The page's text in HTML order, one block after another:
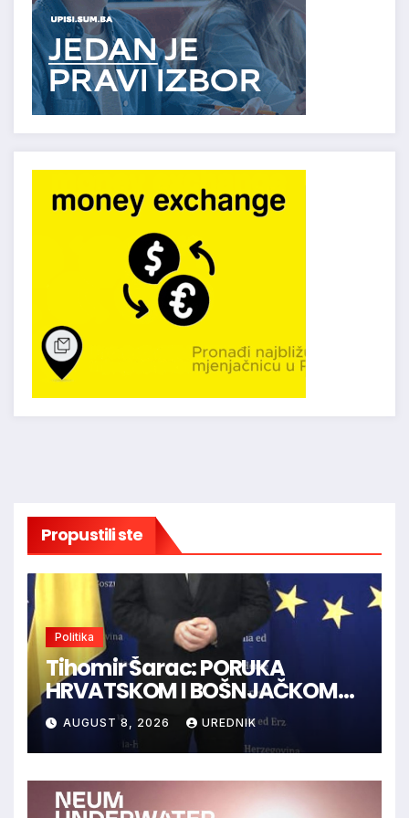
Propustili ste
Politika
Tihomir Šarac: PORUKA
HRVATSKOM I BOŠNJAČKOM
NARODU U BiH
AUGUST 8, 2026 UREDNIK